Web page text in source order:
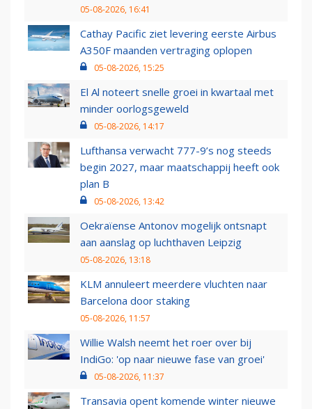
05-08-2026, 16:41
Cathay Pacific ziet levering eerste Airbus
A350F maanden vertraging oplopen
05-08-2026, 15:25
El Al noteert snelle groei in kwartaal met
minder oorlogsgeweld
05-08-2026, 14:17
Lufthansa verwacht 777-9’s nog steeds
begin 2027, maar maatschappij heeft ook
plan B
05-08-2026, 13:42
Oekraïense Antonov mogelijk ontsnapt
aan aanslag op luchthaven Leipzig
05-08-2026, 13:18
KLM annuleert meerdere vluchten naar
Barcelona door staking
05-08-2026, 11:57
Willie Walsh neemt het roer over bij
IndiGo: 'op naar nieuwe fase van groei'
05-08-2026, 11:37
Transavia opent komende winter nieuwe